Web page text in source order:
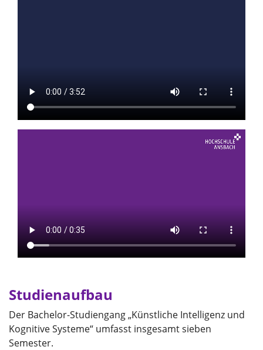
Studienaufbau
Der Bachelor-Studiengang „Künstliche Intelligenz und
Kognitive Systeme“ umfasst insgesamt sieben
Semester.